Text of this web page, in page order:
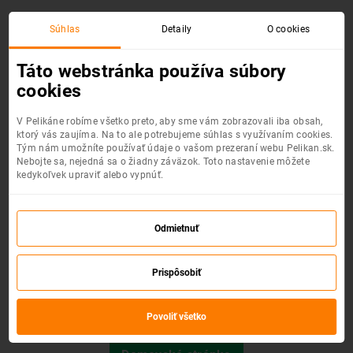
Chyba 404 :(
Požadovaná stránka nebola nájdená.
Súhlas Detaily O cookies
Táto webstránka používa súbory
cookies
V Pelikáne robíme všetko preto, aby sme vám zobrazovali iba obsah,
ktorý vás zaujíma. Na to ale potrebujeme súhlas s využívaním cookies.
Tým nám umožníte používať údaje o vašom prezeraní webu Pelikan.sk.
Nebojte sa, nejedná sa o žiadny záväzok. Toto nastavenie môžete
kedykoľvek upraviť alebo vypnúť.
Odmietnuť
Prispôsobiť
Povoliť všetko